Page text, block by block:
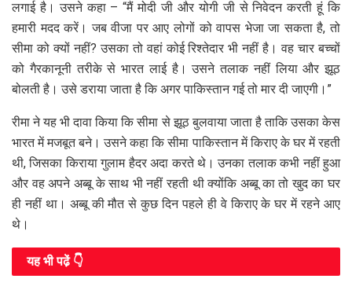
लगाई है। उसने कहा – “मैं मोदी जी और योगी जी से निवेदन करती हूं कि
हमारी मदद करें। जब वीजा पर आए लोगों को वापस भेजा जा सकता है, तो
सीमा को क्यों नहीं? उसका तो वहां कोई रिश्तेदार भी नहीं है। वह चार बच्चों
को गैरकानूनी तरीके से भारत लाई है। उसने तलाक नहीं लिया और झूठ
बोलती है। उसे डराया जाता है कि अगर पाकिस्तान गई तो मार दी जाएगी।”
रीमा ने यह भी दावा किया कि सीमा से झूठ बुलवाया जाता है ताकि उसका केस
भारत में मजबूत बने। उसने कहा कि सीमा पाकिस्तान में किराए के घर में रहती
थी, जिसका किराया गुलाम हैदर अदा करते थे। उनका तलाक कभी नहीं हुआ
और वह अपने अब्बू के साथ भी नहीं रहती थी क्योंकि अब्बू का तो खुद का घर
ही नहीं था। अब्बू की मौत से कुछ दिन पहले ही वे किराए के घर में रहने आए
थे।
यह भी पढे़ं 👇